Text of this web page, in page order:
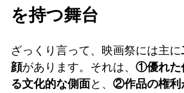
を持つ舞台
ざっくり言って、映画祭には主に
顔があります。それは、 ①優れた
る文化的な側面と、 ②作品の権利